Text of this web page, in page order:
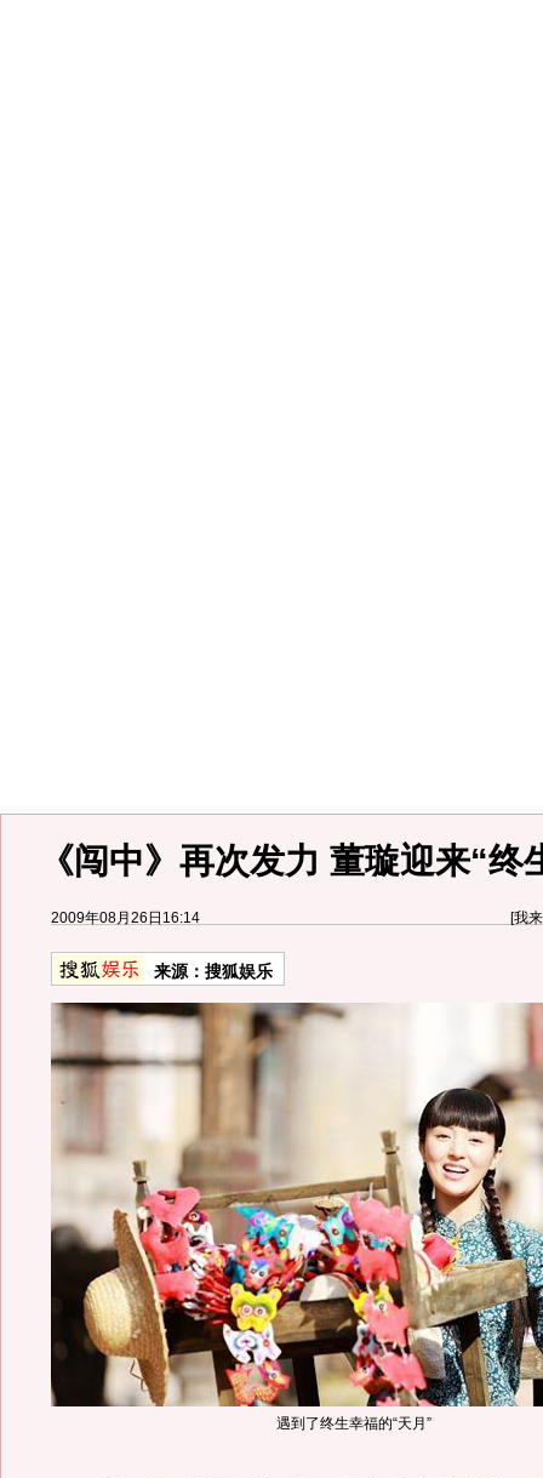
《闯中》再次发力 董璇迎来“终
2009年08月26日16:14 [我
来源： 搜狐娱乐
遇到了终生幸福的“天月”